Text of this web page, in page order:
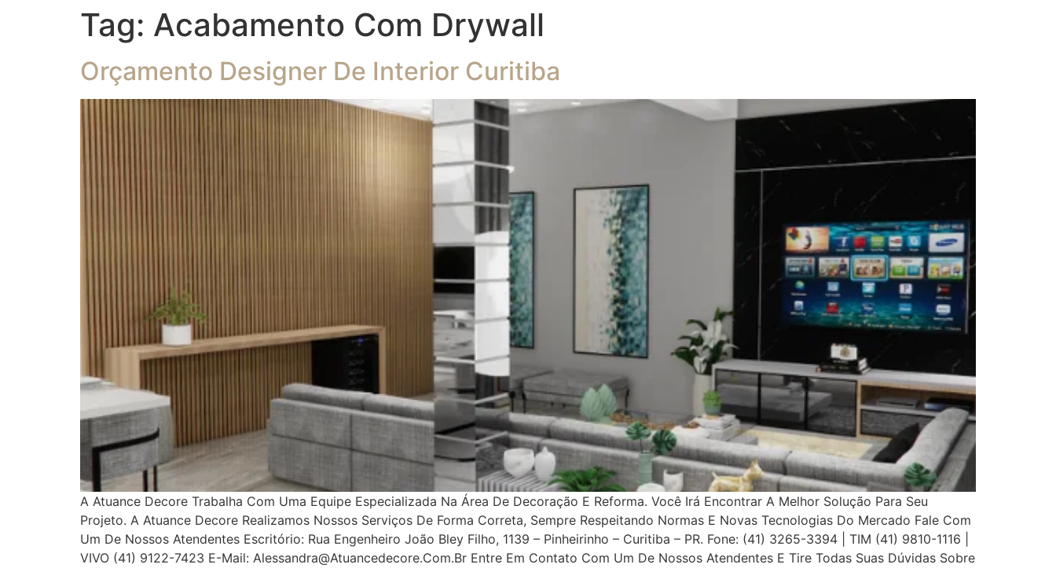
Tag: Acabamento Com Drywall
Orçamento Designer De Interior Curitiba
A Atuance Decore Trabalha Com Uma Equipe Especializada Na Área De Decoração E Reforma. Você Irá Encontrar A Melhor Solução Para Seu
Projeto. A Atuance Decore Realizamos Nossos Serviços De Forma Correta, Sempre Respeitando Normas E Novas Tecnologias Do Mercado Fale Com
Um De Nossos Atendentes Escritório: Rua Engenheiro João Bley Filho, 1139 – Pinheirinho – Curitiba – PR. Fone: (41) 3265-3394 | TIM (41) 9810-1116 |
VIVO (41) 9122-7423 E-Mail: Alessandra@atuancedecore.com.br Entre Em Contato Com Um De Nossos Atendentes E Tire Todas Suas Dúvidas Sobre